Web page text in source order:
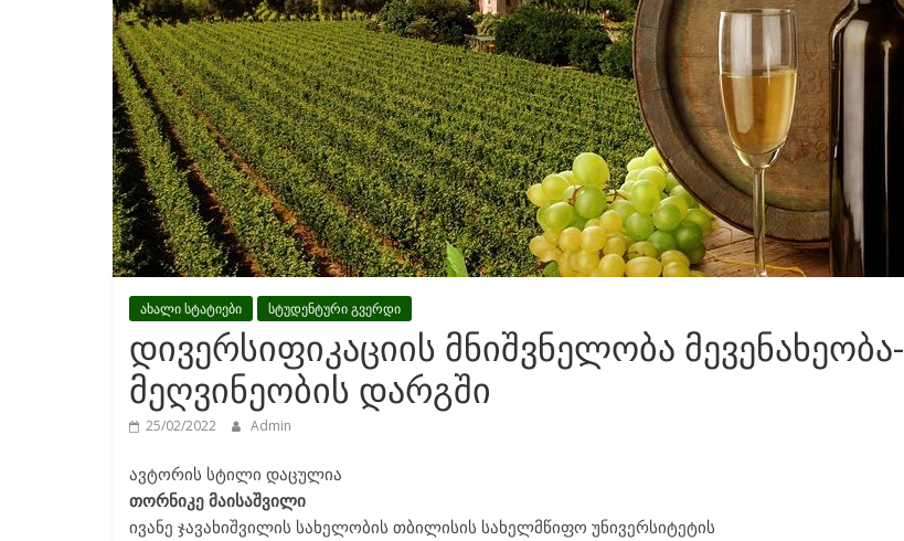
ახალი სტატიები სტუდენტური გვერდი
დივერსიფიკაციის მნიშვნელობა მევენახეობა-
მეღვინეობის დარგში
25/02/2022 Admin
ავტორის სტილი დაცულია
თორნიკე მაისაშვილი
ივანე ჯავახიშვილის სახელობის თბილისის სახელმწიფო უნივერსიტეტის